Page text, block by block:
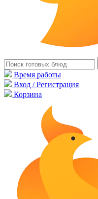
Время работы
Вход / Регистрация
Корзина